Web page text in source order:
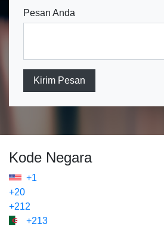
Pesan Anda
Kirim Pesan
Kode Negara
+1
+20
+212
+213